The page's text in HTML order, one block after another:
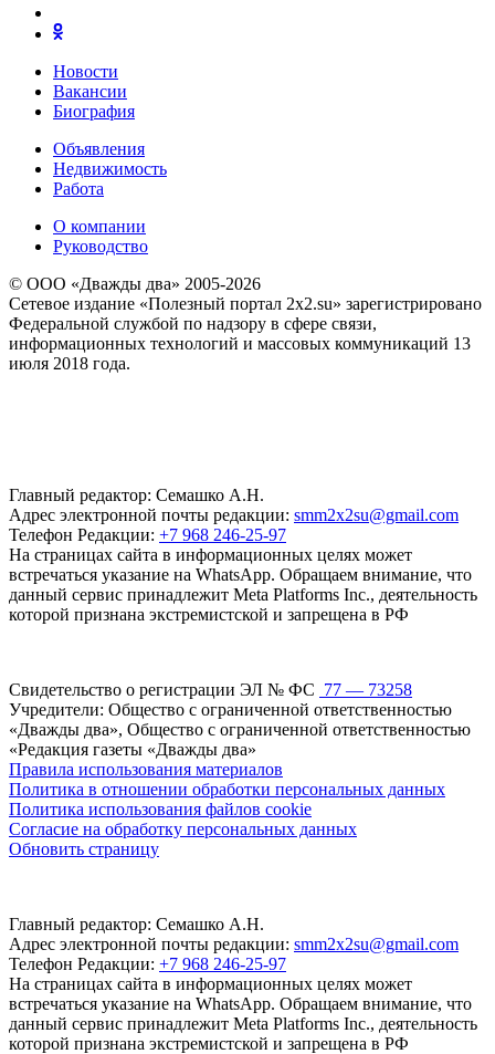
Новости
Вакансии
Биография
Объявления
Недвижимость
Работа
О компании
Руководство
© ООО «Дважды два» 2005-2026
Сетевое издание «Полезный портал 2x2.su» зарегистрировано
Федеральной службой по надзору в сфере связи,
информационных технологий и массовых коммуникаций 13
июля 2018 года.
Главный редактор: Семашко А.Н.
Адрес электронной почты редакции: smm2x2su@gmail.com
Телефон Редакции: +7 968 246-25-97
На страницах сайта в информационных целях может
встречаться указание на WhatsApp. Обращаем внимание, что
данный сервис принадлежит Meta Platforms Inc., деятельность
которой признана экстремистской и запрещена в РФ
Свидетельство о регистрации ЭЛ № ФС 77 — 73258
Учредители: Общество с ограниченной ответственностью
«Дважды два», Общество с ограниченной ответственностью
«Редакция газеты «Дважды два»
Правила использования материалов
Политика в отношении обработки персональных данных
Политика использования файлов cookie
Согласие на обработку персональных данных
Обновить страницу
Главный редактор: Семашко А.Н.
Адрес электронной почты редакции: smm2x2su@gmail.com
Телефон Редакции: +7 968 246-25-97
На страницах сайта в информационных целях может
встречаться указание на WhatsApp. Обращаем внимание, что
данный сервис принадлежит Meta Platforms Inc., деятельность
которой признана экстремистской и запрещена в РФ